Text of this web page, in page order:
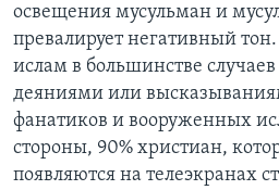
освещения мусульман и
превалирует негативный
ислам в большинстве случаев
деяниями или
фанатиков и вооруженных
стороны, 90% христиан,
появляются на телеэкранах